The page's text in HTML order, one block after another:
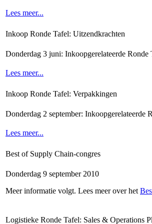
Lees meer...
Inkoop Ronde Tafel: Uitzendkrachten
Donderdag 3 juni: Inkoopgerelateerde Ronde
Lees meer...
Inkoop Ronde Tafel: Verpakkingen
Donderdag 2 september: Inkoopgerelateerde
Lees meer...
Best of Supply Chain-congres
Donderdag 9 september 2010
Meer informatie volgt. Lees meer over het
Logistieke Ronde Tafel: Sales & Operations